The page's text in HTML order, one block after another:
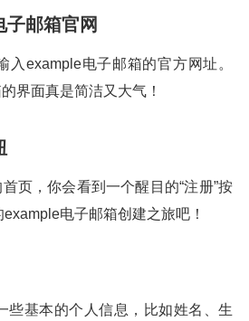
邮箱官网
入example电子邮箱的官方网址。
界面真是简洁又大气！
页，你会看到一个醒目的“注册”按
电子邮箱创建之旅吧！
些基本的个人信息，比如姓名、生